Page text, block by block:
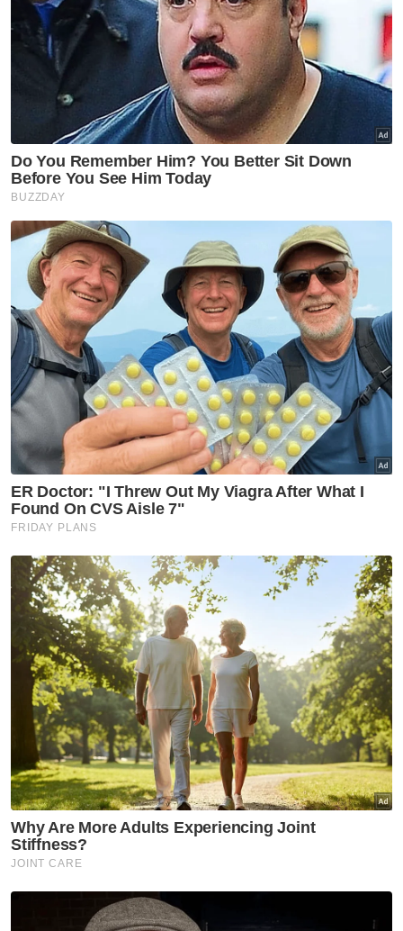
Kurang daripada 18 tahun
18 - 24 tahun
35 - 44 tahun
45 - 54 tahun
55 - 64 tahun
65 tahun dan ke atas
Masuk | Daftar VPoints:
Maut Kereta Terbalik
Artikel Disyorkan
Selangor KL
Empat dekad menjinak ikan
Selangor KL
'Speaker tentukan status
Selangor KL
Peruntukan Sukma dedah
kepincangan pentadbiran
Kerajaan Madani - Pemuda Pas
Selangor
Selangor KL
Selepas 8 bulan percuma,
kutipan Plaza Tol Eco Grandeur
mula tengah malam ini